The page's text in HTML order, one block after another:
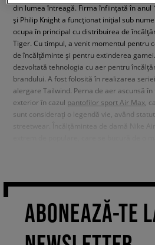
din lumea întreagă. Firma înființată în anul
și Philip Knight a funcționat inițial sub
ocupa în principal cu distribuirea de
Tiger. Cu timpul, a venit momentul pentru
de încălțăminte și pentru extinderea
dezvoltată tehnologia cu aer pentru
brandului. A fost folosită în realizarea
alergare Tailwind. Perna de aer ascunsă
exterior în cazul pantofilor sport Air Max ,
sunt considerați o legendă vie, având
streetwear. Încălțămintea de damă Nike
fanilor modei urbane și a persoanelor,
O serie de pantofi sport
Încălțămintea de damă
Pantofii sport Nike Air Max 90 au fost
ABONEAZĂ-TE